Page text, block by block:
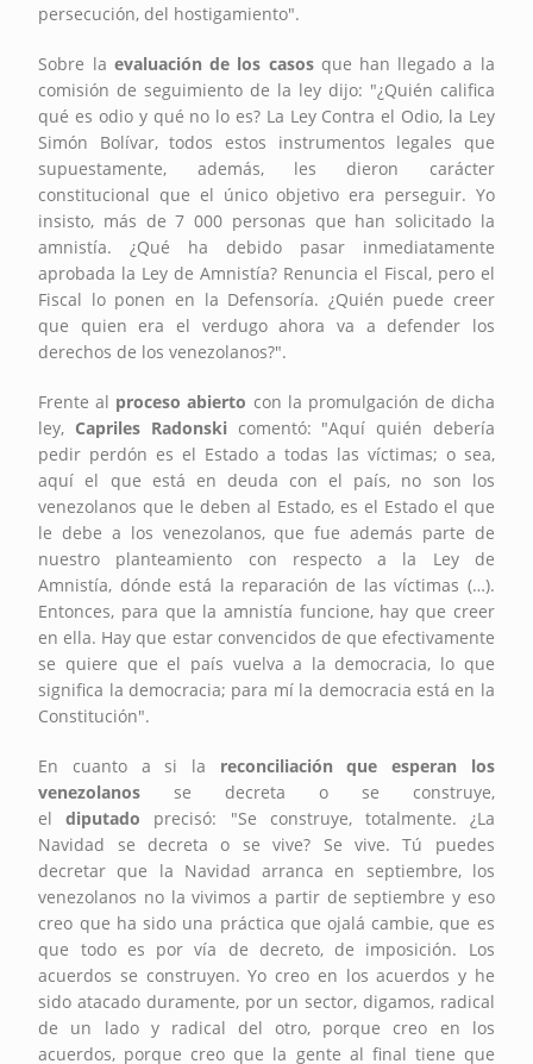
persecución, del hostigamiento".
Sobre la evaluación de los casosque han llegado a la
comisión de seguimiento de la ley dijo: "¿Quién califica
qué es odio y qué no lo es? La Ley Contra el Odio, la Ley
Simón Bolívar, todos estos instrumentos legales que
supuestamente, además, les dieron carácter
constitucional que el único objetivo era perseguir. Yo
insisto, más de 7 000 personas que han solicitado la
amnistía. ¿Qué ha debido pasar inmediatamente
aprobada la Ley de Amnistía? Renuncia el Fiscal, pero el
Fiscal lo ponen en la Defensoría. ¿Quién puede creer
que quien era el verdugo ahora va a defender los
derechos de los venezolanos?".
Frente al proceso abierto con la promulgación de dicha
ley, Capriles Radonskicomentó: "Aquí quién debería
pedir perdón es el Estado a todas las víctimas; o sea,
aquí el que está en deuda con el país, no son los
venezolanos que le deben al Estado, es el Estado el que
le debe a los venezolanos, que fue además parte de
nuestro planteamiento con respecto a la Ley de
Amnistía, dónde está la reparación de las víctimas (…).
Entonces, para que la amnistía funcione, hay que creer
en ella. Hay que estar convencidos de que efectivamente
se quiere que el país vuelva a la democracia, lo que
significa la democracia; para mí la democracia está en la
Constitución".
En cuanto a si la reconciliación que esperan los
venezolanos se decreta o se construye,
eldiputado precisó: "Se construye, totalmente. ¿La
Navidad se decreta o se vive? Se vive. Tú puedes
decretar que la Navidad arranca en septiembre, los
venezolanos no la vivimos a partir de septiembre y eso
creo que ha sido una práctica que ojalá cambie, que es
que todo es por vía de decreto, de imposición. Los
acuerdos se construyen. Yo creo en los acuerdos y he
sido atacado duramente, por un sector, digamos, radical
de un lado y radical del otro, porque creo en los
acuerdos, porque creo que la gente al final tiene que